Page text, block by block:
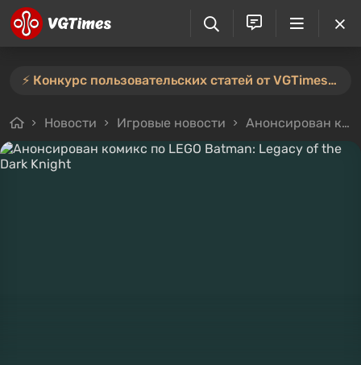
⚡️ Конкурс пользовательских статей от VGTimes продлён — участвуйте тут ⚡️
Новости Игровые новости Анонсирован комикс по LEGO Batman: Legacy of the Dark Knight